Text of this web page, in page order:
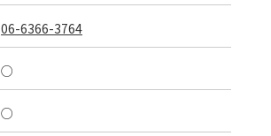
06-6366-3764
○
○